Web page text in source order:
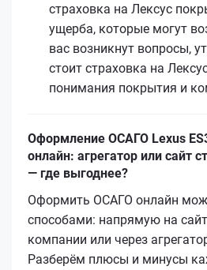
страховка на Лексус
ущерба, которые могут
вас возникнут вопросы,
стоит страховка на
понимания покрытия и
Оформление ОСАГО Lexus
онлайн: агрегатор или сайт
— где выгоднее?
Оформить ОСАГО онлайн
способами: напрямую на
компании или через
Разберём плюсы и минусы